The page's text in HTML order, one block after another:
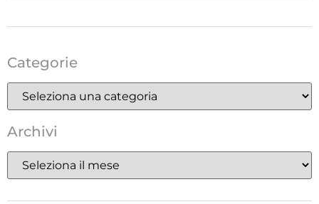
Categorie
Archivi